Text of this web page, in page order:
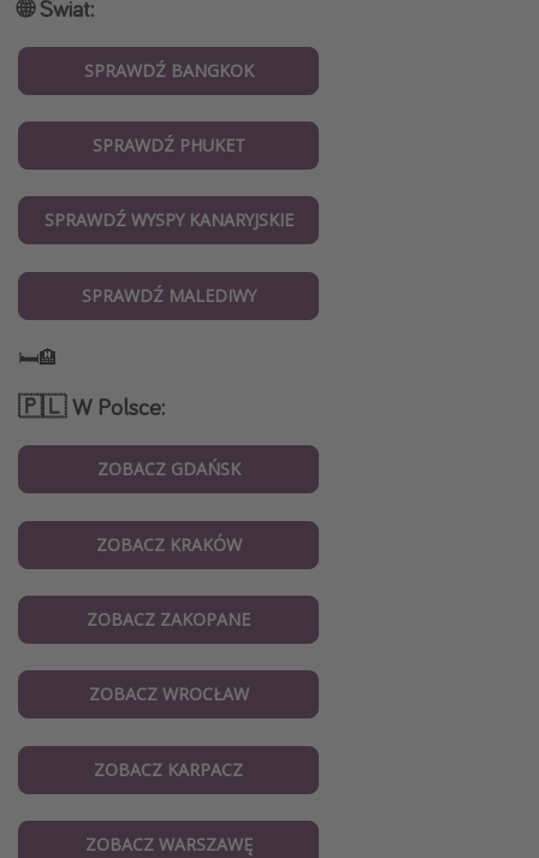
🌐 Świat:
SPRAWDŹ BANGKOK
SPRAWDŹ PHUKET
SPRAWDŹ WYSPY KANARYJSKIE
SPRAWDŹ MALEDIWY
🛏️🏨
🇵🇱 W Polsce:
ZOBACZ GDAŃSK
ZOBACZ KRAKÓW
ZOBACZ ZAKOPANE
ZOBACZ WROCŁAW
ZOBACZ KARPACZ
ZOBACZ WARSZAWĘ